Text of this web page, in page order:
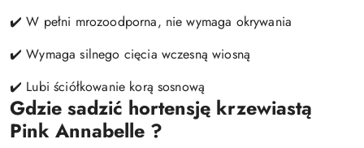
✔️ W pełni mrozoodporna, nie wymaga okrywania
✔️ Wymaga silnego cięcia wczesną wiosną
✔️ Lubi ściółkowanie korą sosnową
Gdzie sadzić hortensję krzewiastą
Pink Annabelle ?